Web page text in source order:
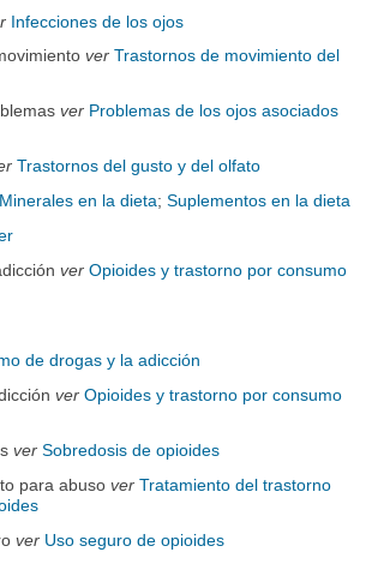
Infecciones de los ojos
ver Trastornos de movimiento del
ver Problemas de los ojos asociados
Trastornos del gusto y del olfato
Minerales en la dieta; Suplementos en la dieta
ver Opioides y trastorno por consumo
de drogas y la adicción
ver Opioides y trastorno por consumo
ver Sobredosis de opioides
para abuso ver Tratamiento del trastorno
ver Uso seguro de opioides